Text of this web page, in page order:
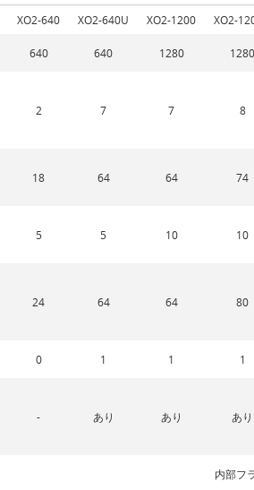
XO2-640 XO2-640U XO2-1200
XO2-
640 640 1280
2 7 7 8
18 64 64 74
5 5 10 10
24 64 64 80
0 1 1 1
- あり あり あり
内部フ